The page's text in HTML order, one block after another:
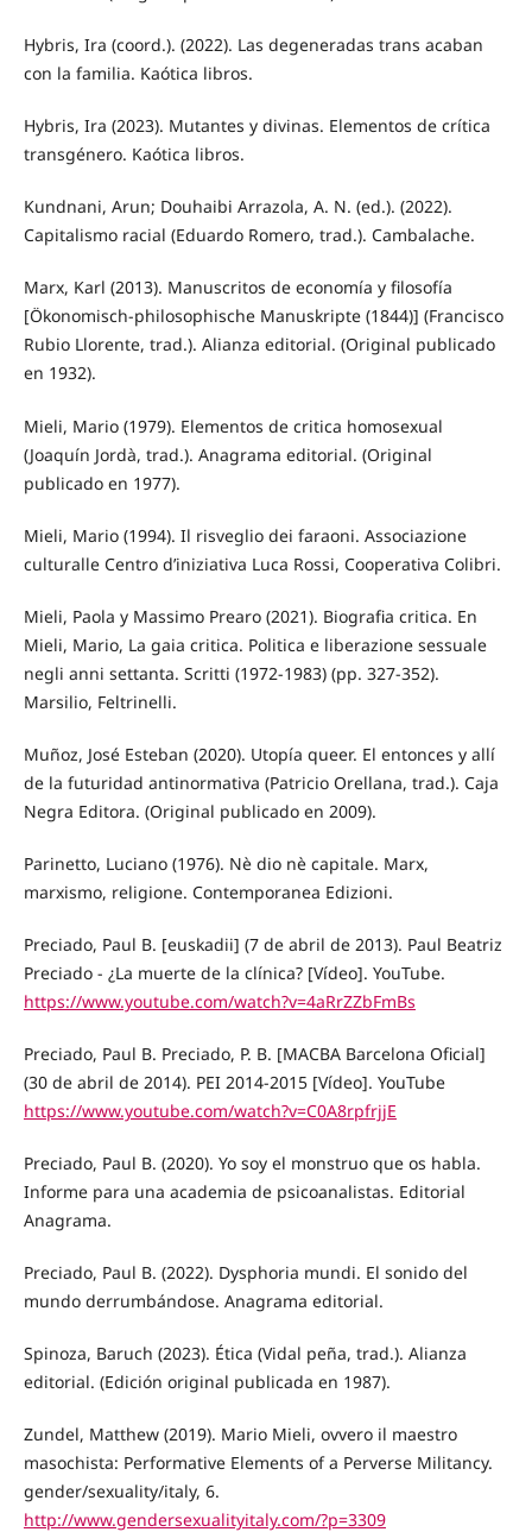
Hybris, Ira (coord.). (2022). Las degeneradas trans acaban
con la familia. Kaótica libros.
Hybris, Ira (2023). Mutantes y divinas. Elementos de crítica
transgénero. Kaótica libros.
Kundnani, Arun; Douhaibi Arrazola, A. N. (ed.). (2022).
Capitalismo racial (Eduardo Romero, trad.). Cambalache.
Marx, Karl (2013). Manuscritos de economía y filosofía
[Ökonomisch-philosophische Manuskripte (1844)] (Francisco
Rubio Llorente, trad.). Alianza editorial. (Original publicado
en 1932).
Mieli, Mario (1979). Elementos de critica homosexual
(Joaquín Jordà, trad.). Anagrama editorial. (Original
publicado en 1977).
Mieli, Mario (1994). Il risveglio dei faraoni. Associazione
culturalle Centro d’iniziativa Luca Rossi, Cooperativa Colibri.
Mieli, Paola y Massimo Prearo (2021). Biografia critica. En
Mieli, Mario, La gaia critica. Politica e liberazione sessuale
negli anni settanta. Scritti (1972-1983) (pp. 327-352).
Marsilio, Feltrinelli.
Muñoz, José Esteban (2020). Utopía queer. El entonces y allí
de la futuridad antinormativa (Patricio Orellana, trad.). Caja
Negra Editora. (Original publicado en 2009).
Parinetto, Luciano (1976). Nè dio nè capitale. Marx,
marxismo, religione. Contemporanea Edizioni.
Preciado, Paul B. [euskadii] (7 de abril de 2013). Paul Beatriz
Preciado - ¿La muerte de la clínica? [Vídeo]. YouTube.
https://www.youtube.com/watch?v=4aRrZZbFmBs
Preciado, Paul B. Preciado, P. B. [MACBA Barcelona Oficial]
(30 de abril de 2014). PEI 2014-2015 [Vídeo]. YouTube
https://www.youtube.com/watch?v=C0A8rpfrjjE
Preciado, Paul B. (2020). Yo soy el monstruo que os habla.
Informe para una academia de psicoanalistas. Editorial
Anagrama.
Preciado, Paul B. (2022). Dysphoria mundi. El sonido del
mundo derrumbándose. Anagrama editorial.
Spinoza, Baruch (2023). Ética (Vidal peña, trad.). Alianza
editorial. (Edición original publicada en 1987).
Zundel, Matthew (2019). Mario Mieli, ovvero il maestro
masochista: Performative Elements of a Perverse Militancy.
gender/sexuality/italy, 6.
http://www.gendersexualityitaly.com/?p=3309